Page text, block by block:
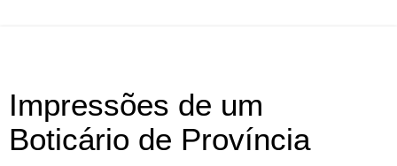
Impressões de um
Boticário de Província